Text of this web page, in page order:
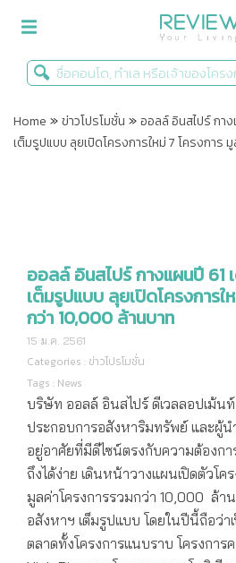
รีวิวคอนโด
Infographic
ข่าวโปรโมชั่น
Home »ข่าวโปรโมชั่น »ออลล์ อินสไปร์ กา
เต็มรูปแบบ ลุยเปิดโครงการใหม่ 7 โครงการ
ออลล์ อินสไปร์ กางแผนปี 61
เต็มรูปแบบ ลุยเปิดโครงการใ
กว่า 10,000 ล้านบาท
15 ม.ค. 2561
Categories : ข่าวโปรโมชั่น
Tags : News
บริษัท ออลล์ อินสไปร์ ดีเวลลอปเม้น
ประกอบการอสังหาริมทรัพย์ และผู้น
อยู่อาศัยที่มีดีไซน์ตรงกับความต้องกา
ถึงได้ง่าย เดินหน้าวางแผนเปิดตัวโค
มูลค่าโครงการรวมกว่า 10,000 ล้า
อสังหาฯ เต็มรูปแบบ โดยในปีนี้ถือว่า
ตลาดทั้งโครงการแนบราบ โครงการ